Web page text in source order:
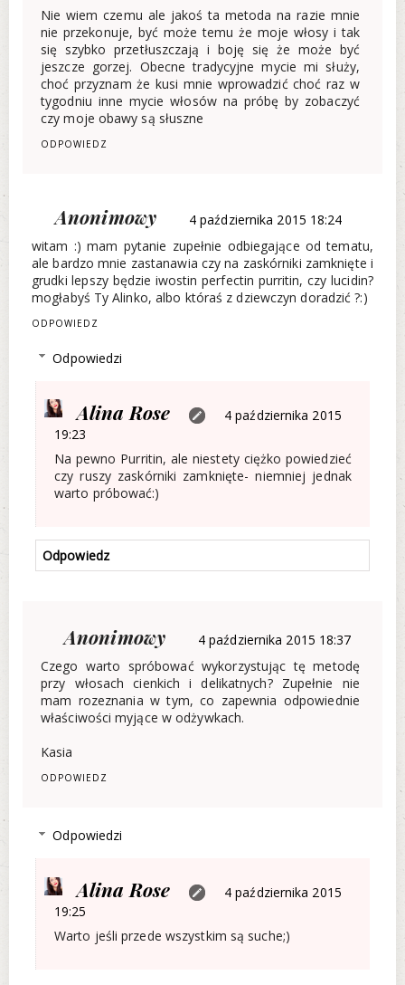
Nie wiem czemu ale jakoś ta metoda na razie mnie
nie przekonuje, być może temu że moje włosy i tak
się szybko przetłuszczają i boję się że może być
jeszcze gorzej. Obecne tradycyjne mycie mi służy,
choć przyznam że kusi mnie wprowadzić choć raz w
tygodniu inne mycie włosów na próbę by zobaczyć
czy moje obawy są słuszne
ODPOWIEDZ
Anonimowy
4 października 2015 18:24
witam :) mam pytanie zupełnie odbiegające od tematu,
ale bardzo mnie zastanawia czy na zaskórniki zamknięte i
grudki lepszy będzie iwostin perfectin purritin, czy lucidin?
mogłabyś Ty Alinko, albo któraś z dziewczyn doradzić ?:)
ODPOWIEDZ
Odpowiedzi
Alina Rose
4 października 2015
19:23
Na pewno Purritin, ale niestety ciężko powiedzieć
czy ruszy zaskórniki zamknięte- niemniej jednak
warto próbować:)
Odpowiedz
Anonimowy
4 października 2015 18:37
Czego warto spróbować wykorzystując tę metodę
przy włosach cienkich i delikatnych? Zupełnie nie
mam rozeznania w tym, co zapewnia odpowiednie
właściwości myjące w odżywkach.
Kasia
ODPOWIEDZ
Odpowiedzi
Alina Rose
4 października 2015
19:25
Warto jeśli przede wszystkim są suche;)